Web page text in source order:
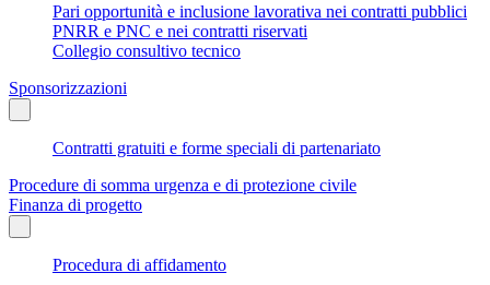
Pari opportunità e inclusione lavorativa nei contratti pubblici
PNRR e PNC e nei contratti riservati
Collegio consultivo tecnico
Sponsorizzazioni
Contratti gratuiti e forme speciali di partenariato
Procedure di somma urgenza e di protezione civile
Finanza di progetto
Procedura di affidamento